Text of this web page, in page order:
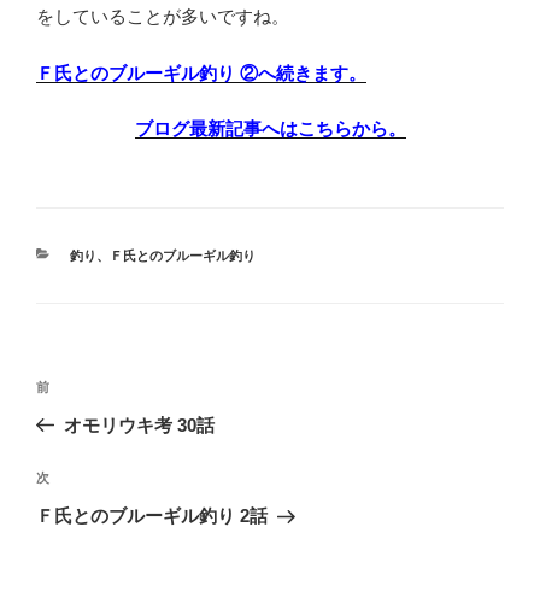
をしていることが多いですね。
Ｆ氏とのブルーギル釣り ②へ続きます。
ブログ最新記事へはこちらから。
カ
釣り 、 Ｆ氏とのブルーギル釣り
投
ビ
ゲ
前
の
稿
前
オモリウキ考 30話
次
の
次
Ｆ氏とのブルーギル釣り 2話